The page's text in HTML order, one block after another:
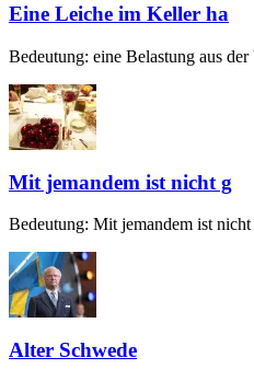
Eine Leiche im Keller ha
Bedeutung: eine Belastung aus
Mit jemandem ist nicht g
Bedeutung: Mit jemandem ist
Alter Schwede